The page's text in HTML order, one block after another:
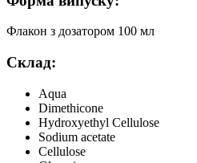
Флакон з дозатором 100 мл
Склад:
Aqua
Dimethicone
Hydroxyethyl Cellulose
Sodium acetate
Cellulose